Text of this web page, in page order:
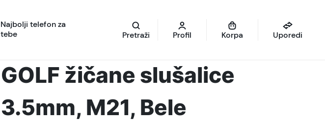
Najbolji telefon za
tebe
Pretraži Profil Korpa Uporedi
GOLF žičane slušalice
3.5mm, M21, Bele